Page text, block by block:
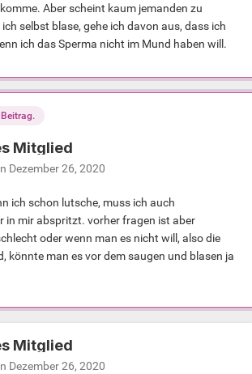
Aber scheint kaum jemanden zu
selbst blase, gehe ich davon aus, dass ich
ich das Sperma nicht im Mund haben will.
Mitglied
Dezember 26, 2020
ich schon lutsche, muss ich auch
in mir abspritzt. vorher fragen ist aber
oder wenn man es nicht will, also die
könnte man es vor dem saugen und blasen ja
Mitglied
Dezember 26, 2020